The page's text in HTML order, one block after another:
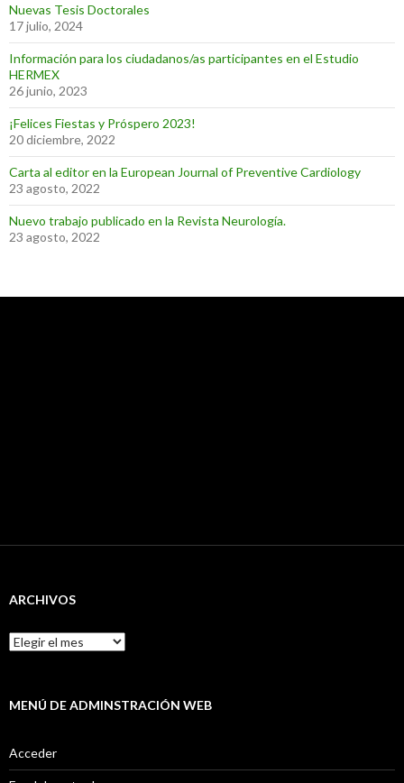
Nuevas Tesis Doctorales
17 julio, 2024
Información para los ciudadanos/as participantes en el Estudio
HERMEX
26 junio, 2023
¡Felices Fiestas y Próspero 2023!
20 diciembre, 2022
Carta al editor en la European Journal of Preventive Cardiology
23 agosto, 2022
Nuevo trabajo publicado en la Revista Neurología.
23 agosto, 2022
ARCHIVOS
Archivos
MENÚ DE ADMINSTRACIÓN WEB
Acceder